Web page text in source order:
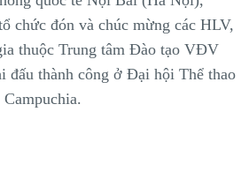
chức đón và chúc mừng các HLV,
thuộc Trung tâm Đào tạo VĐV
đấu thành công ở Đại hội Thể thao
Campuchia.